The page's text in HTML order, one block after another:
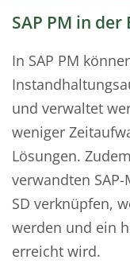
SAP PM in
In SAP PM
und verwaltet
weniger
Lösungen.
verwandten
SD verknüpfen,
werden und ein
erreicht wird.